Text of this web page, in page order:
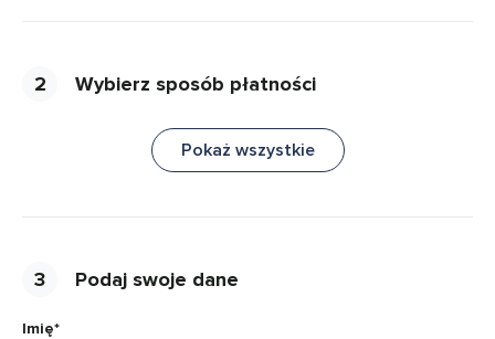
2 Wybierz sposób płatności
Pokaż wszystkie
3 Podaj swoje dane
Imię*